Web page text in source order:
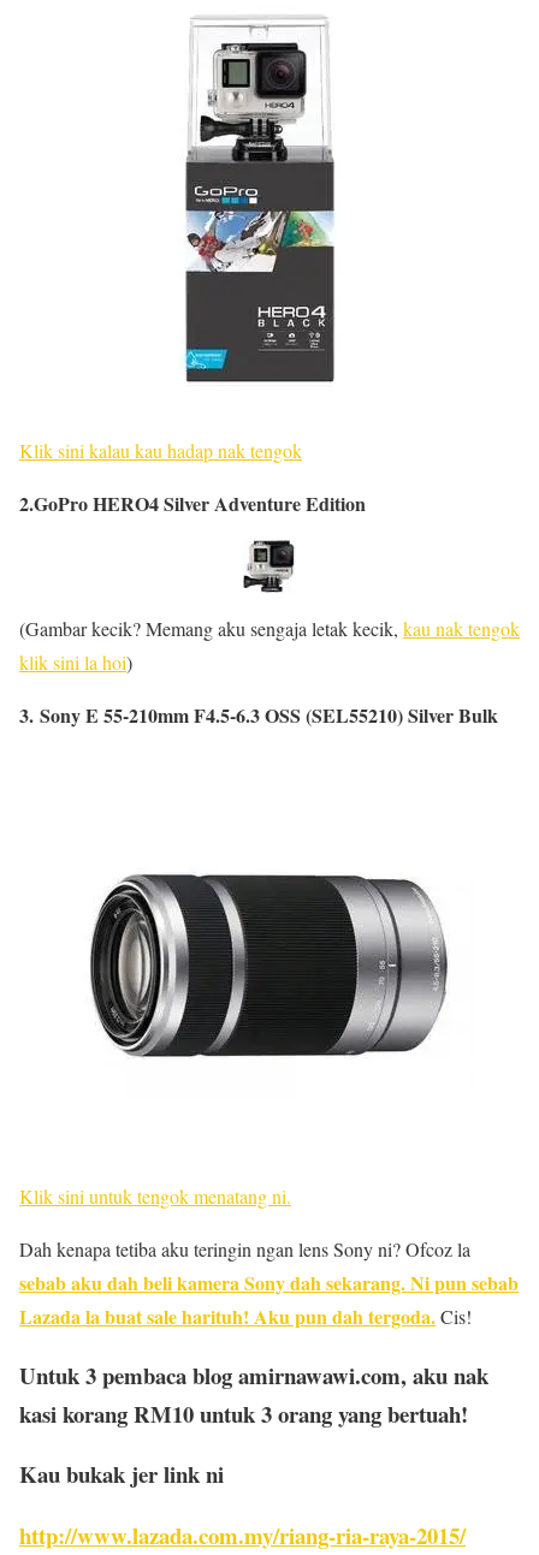
Klik sini kalau kau hadap nak tengok
2.GoPro HERO4 Silver Adventure Edition
(Gambar kecik? Memang aku sengaja letak kecik, kau nak tengok
klik sini la hoi)
3. Sony E 55-210mm F4.5-6.3 OSS (SEL55210) Silver Bulk
Klik sini untuk tengok menatang ni.
Dah kenapa tetiba aku teringin ngan lens Sony ni? Ofcoz la
sebab aku dah beli kamera Sony dah sekarang. Ni pun sebab
Lazada la buat sale harituh! Aku pun dah tergoda.Cis!
Untuk3 pembaca blog amirnawawi.com, aku nak
kasi korang RM10 untuk 3 orang yang bertuah!
Kau bukak jer link ni
http://www.lazada.com.my/riang-ria-raya-2015/